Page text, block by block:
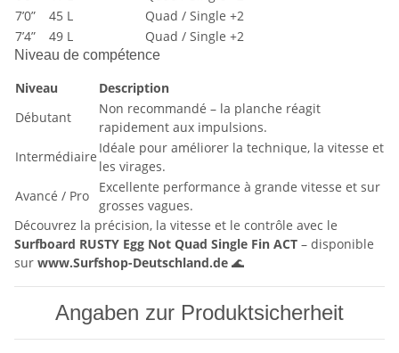
7’0”
45 L
Quad / Single +2
7’4”
49 L Quad / Single +2
Niveau de compétence
Niveau
Description
Débutant
Non recommandé – la planche réagit
rapidement aux impulsions.
Intermédiaire
Idéale pour améliorer la technique, la vitesse et
les virages.
Avancé / Pro
Excellente performance à grande vitesse et sur
grosses vagues.
Découvrez la précision, la vitesse et le contrôle avec le
Surfboard RUSTY Egg Not Quad Single Fin ACT – disponible
sur www.Surfshop-Deutschland.de 🌊
Angaben zur Produktsicherheit